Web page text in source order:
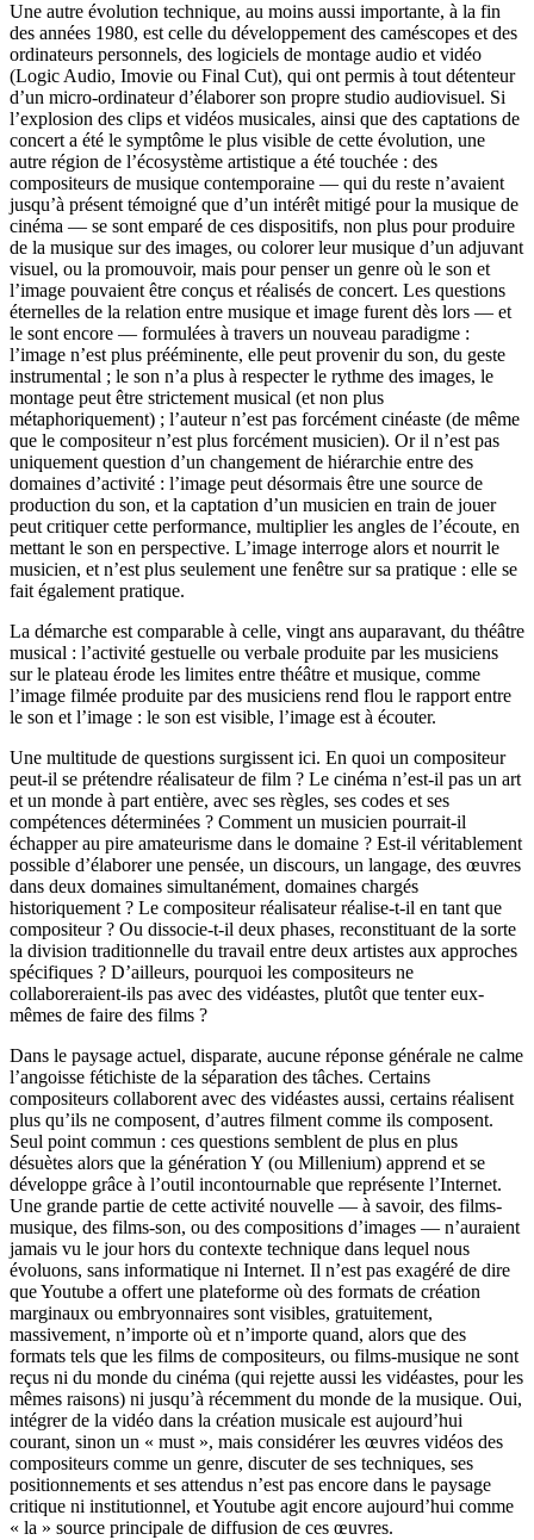
Une autre évolution technique, au moins aussi importante, à la fin
des années 1980, est celle du développement des caméscopes et des
ordinateurs personnels, des logiciels de montage audio et vidéo
(Logic Audio, Imovie ou Final Cut), qui ont permis à tout détenteur
d’un micro-ordinateur d’élaborer son propre studio audiovisuel. Si
l’explosion des clips et vidéos musicales, ainsi que des captations de
concert a été le symptôme le plus visible de cette évolution, une
autre région de l’écosystème artistique a été touchée : des
compositeurs de musique contemporaine — qui du reste n’avaient
jusqu’à présent témoigné que d’un intérêt mitigé pour la musique de
cinéma — se sont emparé de ces dispositifs, non plus pour produire
de la musique sur des images, ou colorer leur musique d’un adjuvant
visuel, ou la promouvoir, mais pour penser un genre où le son et
l’image pouvaient être conçus et réalisés de concert. Les questions
éternelles de la relation entre musique et image furent dès lors — et
le sont encore — formulées à travers un nouveau paradigme :
l’image n’est plus prééminente, elle peut provenir du son, du geste
instrumental ; le son n’a plus à respecter le rythme des images, le
montage peut être strictement musical (et non plus
métaphoriquement) ; l’auteur n’est pas forcément cinéaste (de même
que le compositeur n’est plus forcément musicien). Or il n’est pas
uniquement question d’un changement de hiérarchie entre des
domaines d’activité : l’image peut désormais être une source de
production du son, et la captation d’un musicien en train de jouer
peut critiquer cette performance, multiplier les angles de l’écoute, en
mettant le son en perspective. L’image interroge alors et nourrit le
musicien, et n’est plus seulement une fenêtre sur sa pratique : elle se
fait également pratique.
La démarche est comparable à celle, vingt ans auparavant, du théâtre
musical : l’activité gestuelle ou verbale produite par les musiciens
sur le plateau érode les limites entre théâtre et musique, comme
l’image filmée produite par des musiciens rend flou le rapport entre
le son et l’image : le son est visible, l’image est à écouter.
Une multitude de questions surgissent ici. En quoi un compositeur
peut-il se prétendre réalisateur de film ? Le cinéma n’est-il pas un art
et un monde à part entière, avec ses règles, ses codes et ses
compétences déterminées ? Comment un musicien pourrait-il
échapper au pire amateurisme dans le domaine ? Est-il véritablement
possible d’élaborer une pensée, un discours, un langage, des œuvres
dans deux domaines simultanément, domaines chargés
historiquement ? Le compositeur réalisateur réalise-t-il en tant que
compositeur ? Ou dissocie-t-il deux phases, reconstituant de la sorte
la division traditionnelle du travail entre deux artistes aux approches
spécifiques ? D’ailleurs, pourquoi les compositeurs ne
collaboreraient-ils pas avec des vidéastes, plutôt que tenter eux-
mêmes de faire des films ?
Dans le paysage actuel, disparate, aucune réponse générale ne calme
l’angoisse fétichiste de la séparation des tâches. Certains
compositeurs collaborent avec des vidéastes aussi, certains réalisent
plus qu’ils ne composent, d’autres filment comme ils composent.
Seul point commun : ces questions semblent de plus en plus
désuètes alors que la génération Y (ou Millenium) apprend et se
développe grâce à l’outil incontournable que représente l’Internet.
Une grande partie de cette activité nouvelle — à savoir, des films-
musique, des films-son, ou des compositions d’images — n’auraient
jamais vu le jour hors du contexte technique dans lequel nous
évoluons, sans informatique ni Internet. Il n’est pas exagéré de dire
que Youtube a offert une plateforme où des formats de création
marginaux ou embryonnaires sont visibles, gratuitement,
massivement, n’importe où et n’importe quand, alors que des
formats tels que les films de compositeurs, ou films-musique ne sont
reçus ni du monde du cinéma (qui rejette aussi les vidéastes, pour les
mêmes raisons) ni jusqu’à récemment du monde de la musique. Oui,
intégrer de la vidéo dans la création musicale est aujourd’hui
courant, sinon un « must », mais considérer les œuvres vidéos des
compositeurs comme un genre, discuter de ses techniques, ses
positionnements et ses attendus n’est pas encore dans le paysage
critique ni institutionnel, et Youtube agit encore aujourd’hui comme
« la » source principale de diffusion de ces œuvres.